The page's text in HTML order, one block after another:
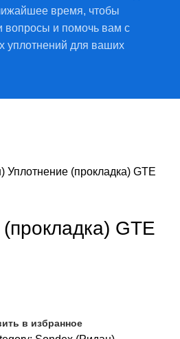
время, чтобы
вопросы и помочь вам с
уплотнений для ваших
Уплотнение (прокладка) GTE
GTE
в избранное